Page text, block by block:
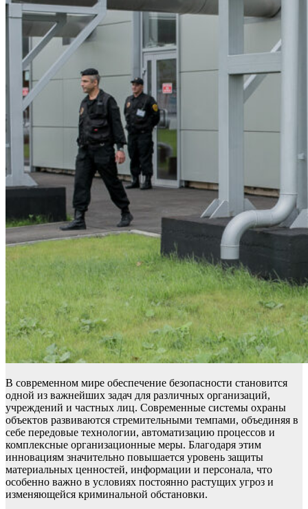
В современном мире обеспечение безопасности становится
одной из важнейших задач для различных организаций,
учреждений и частных лиц. Современные системы охраны
объектов развиваются стремительными темпами, объединяя в
себе передовые технологии, автоматизацию процессов и
комплексные организационные меры. Благодаря этим
инновациям значительно повышается уровень защиты
материальных ценностей, информации и персонала, что
особенно важно в условиях постоянно растущих угроз и
изменяющейся криминальной обстановки.